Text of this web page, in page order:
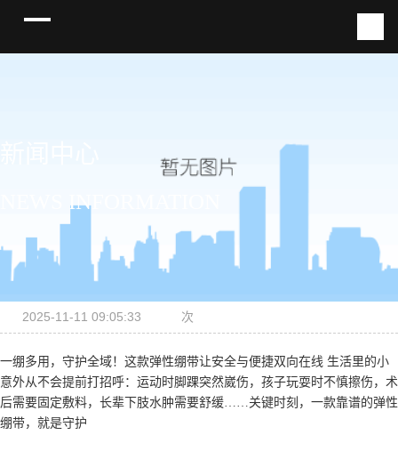
NEWS INFORMATION
2025-11-11 09:05:33 次
一绷多用，守护全域！这款弹性绷带让安全与便捷双向在线 生活里的小
意外从不会提前打招呼：运动时脚踝突然崴伤，孩子玩耍时不慎擦伤，术
后需要固定敷料，长辈下肢水肿需要舒缓……关键时刻，一款靠谱的弹性
绷带，就是守护